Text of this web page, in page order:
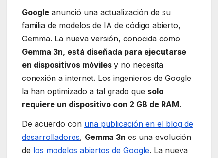
Google anunció una actualización de su
familia de modelos de IA de código abierto,
Gemma. La nueva versión, conocida como
Gemma 3n, está diseñada para ejecutarse
en dispositivos móviles y no necesita
conexión a internet. Los ingenieros de Google
la han optimizado a tal grado que solo
requiere un dispositivo con 2 GB de RAM.
De acuerdo con una publicación en el blog de
desarrolladores, Gemma 3n es una evolución
de los modelos abiertos de Google. La nueva